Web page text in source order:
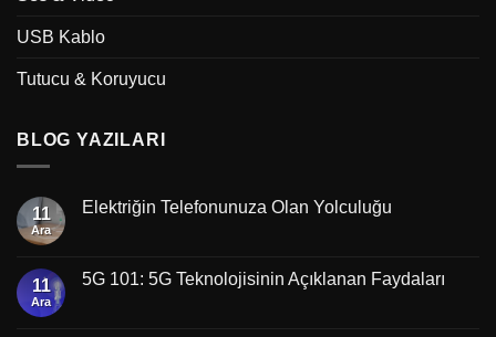
USB Kablo
Tutucu & Koruyucu
BLOG YAZILARI
11
Ara
Elektriğin Telefonunuza Olan Yolculuğu
11
Ara
5G 101: 5G Teknolojisinin Açıklanan Faydaları